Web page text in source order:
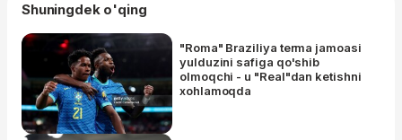
Shuningdek o'qing
"Roma" Braziliya terma jamoasi
yulduzini safiga qo'shib
olmoqchi - u "Real"dan ketishni
xohlamoqda